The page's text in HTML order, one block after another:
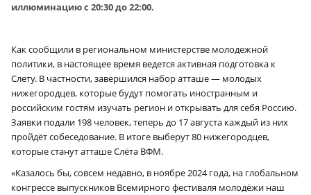
иллюминацию с 20:30 до 22:00.
Как сообщили в региональном министерстве молодежной
политики, в настоящее время ведется активная подготовка к
Слету. В частности, завершился набор атташе — молодых
нижегородцев, которые будут помогать иностранным и
российским гостям изучать регион и открывать для себя Россию.
Заявки подали 198 человек, теперь до 17 августа каждый из них
пройдёт собеседование. В итоге выберут 80 нижегородцев,
которые станут атташе Слёта ВФМ.
«Казалось бы, совсем недавно, в ноябре 2024 года, на глобальном
конгрессе выпускников Всемирного фестиваля молодёжи наш